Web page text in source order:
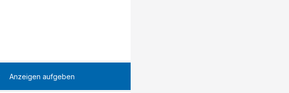
Anzeigen aufgeben